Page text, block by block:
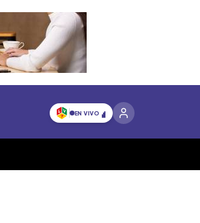
EN VIVO